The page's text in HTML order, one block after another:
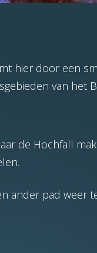
hier door een
van het
de Hochfall
ander pad weer